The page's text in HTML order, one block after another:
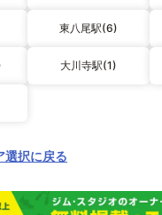
東八尾駅(6)
大川寺駅(1)
選択に戻る